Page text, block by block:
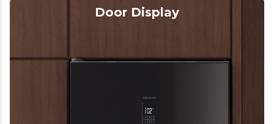
Door Display